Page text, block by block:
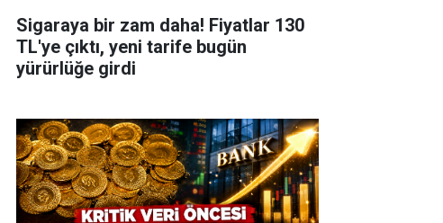
Sigaraya bir zam daha! Fiyatlar 130
TL'ye çıktı, yeni tarife bugün
yürürlüğe girdi